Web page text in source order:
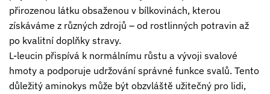
přirozenou látku obsaženou v bílkovinách, kterou
získáváme z různých zdrojů – od rostlinných potravin až
po kvalitní doplňky stravy.
L-leucin přispívá k normálnímu růstu a vývoji svalové
hmoty a podporuje udržování správné funkce svalů. Tento
důležitý aminokys může být obzvláště užitečný pro lidi,